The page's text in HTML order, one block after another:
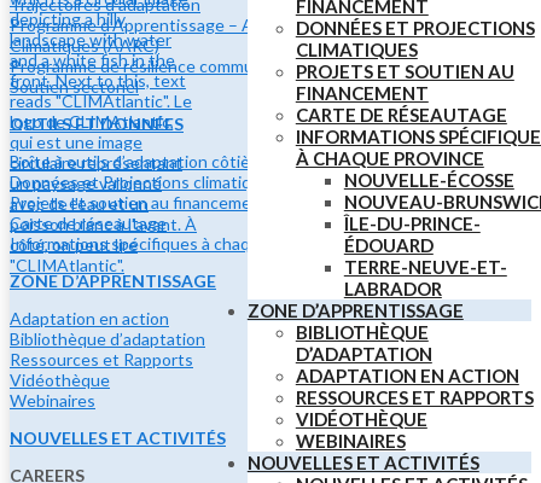
FINANCEMENT
DONNÉES ET PROJECTIONS
CLIMATIQUES
PROJETS ET SOUTIEN AU
FINANCEMENT
CARTE DE RÉSEAUTAGE
INFORMATIONS
À CHAQUE PROVINCE
NOUVELLE-ÉCOSSE
NOUVEAU-
ÎLE-DU-PRINCE-
ÉDOUARD
TERRE-NEUVE-ET-
LABRADOR
ZONE D’APPRENTISSAGE
BIBLIOTHÈQUE
D’ADAPTATION
ADAPTATION EN ACTION
RESSOURCES ET RAPPORTS
VIDÉOTHÈQUE
WEBINAIRES
NOUVELLES ET ACTIVITÉS
Trajectoires d’adaptation
Programme d’Apprentissage – Adaptation et Résilience
Climatiques (AARC)
Programme de résilience communautaire
Soutien sectoriel
OUTILS ET DONNÉES
Boîte à outils d’adaptation côtière
Données et Projections climatiques
Projets et soutien au financement
Carte de réseautage
Informations spécifiques à chaque province
ZONE D’APPRENTISSAGE
Adaptation en action
Bibliothèque d’adaptation
Ressources et Rapports
Vidéothèque
Webinaires
NOUVELLES ET ACTIVITÉS
CAREERS